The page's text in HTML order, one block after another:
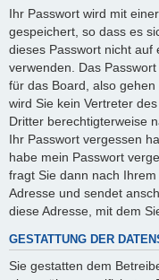
Ihr Passwort wird mit
gespeichert, so dass es
dieses Passwort nicht auf
verwenden. Das
für das Board, also
wird Sie kein Vertreter
Dritter berechtigterweise
Ihr Passwort vergessen
habe mein Passwort
fragt Sie dann nach
Adresse und sendet
diese Adresse, mit dem
GESTATTUNG DER
Sie gestatten dem